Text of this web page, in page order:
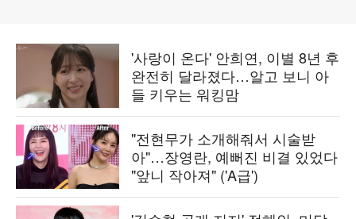
'사랑이 온다' 안희연, 이별 8년 후
완전히 달라졌다…알고 보니 아
들 키우는 워킹맘
"전현무가 소개해줘서 시술받
아"…장영란, 예뻐진 비결 있었다
"앞니 작아져" ('A급')